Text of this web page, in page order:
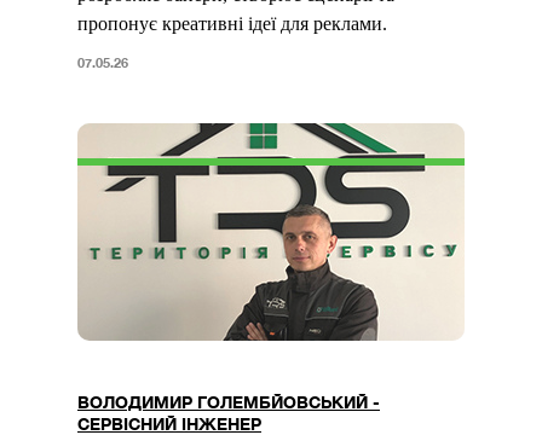
пропонує креативні ідеї для реклами.
07.05.26
ВОЛОДИМИР ГОЛЕМБЙОВСЬКИЙ -
СЕРВІСНИЙ ІНЖЕНЕР